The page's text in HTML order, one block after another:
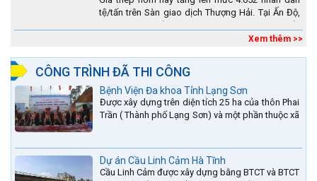
tệ/tấn trên Sàn giao dịch Thượng Hải. Tại Ấn Độ,
Xem thêm >>
CÔNG TRÌNH ĐÃ THI CÔNG
Bệnh Viện Đa khoa Tỉnh Lạng Sơn
Được xây dựng trên diện tích 25 ha của thôn Phai
Trần ( Thành phố Lạng Sơn) và một phần thuộc xã
Dự án Cầu Linh Cảm Hà Tĩnh
Cầu Linh Cảm được xây dựng bằng BTCT và BTCT